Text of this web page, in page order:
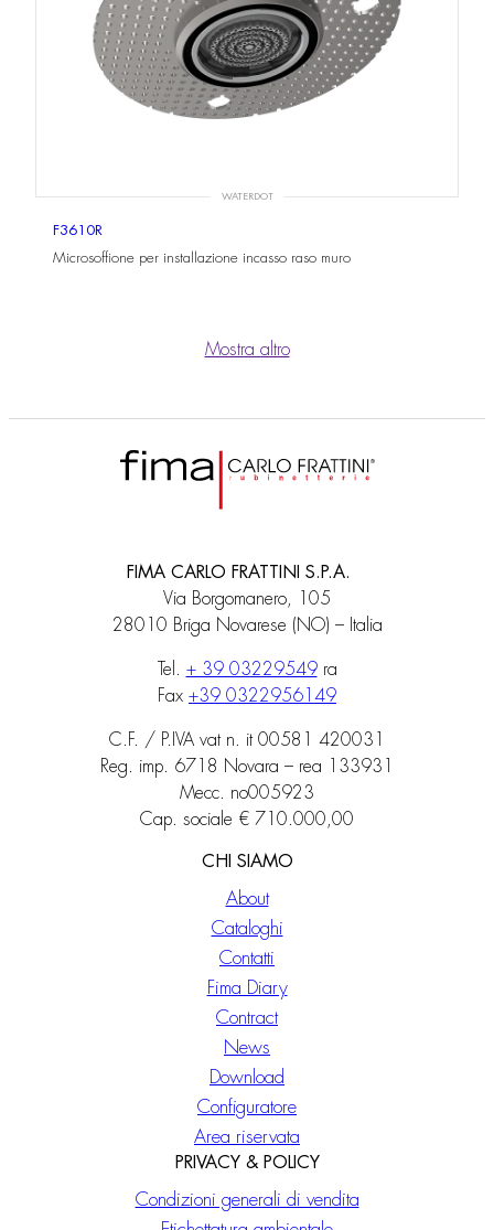
WATERDOT
F3610R
Microsoffione per installazione incasso raso muro
Mostra altro
FIMA CARLO FRATTINI S.P.A.
Via Borgomanero, 105
28010 Briga Novarese (NO) – Italia
Tel. + 39 03229549ra
Fax +39 0322956149
C.F. / P.IVA vat n. it 00581 420031
Reg. imp. 6718 Novara – rea 133931
Mecc. no005923
Cap. sociale € 710.000,00
CHI SIAMO
About
Cataloghi
Contatti
Fima Diary
Contract
News
Download
Configuratore
Area riservata
PRIVACY & POLICY
Condizioni generali di vendita